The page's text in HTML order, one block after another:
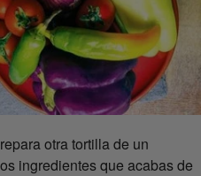
otra tortilla de un
ingredientes que acabas de